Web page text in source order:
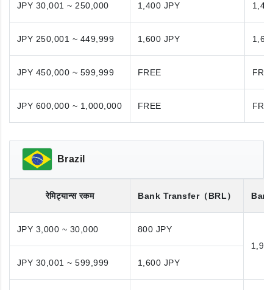
JPY 30,001 ~ 250,000 1,400 JPY
JPY 250,001 ~ 449,999 1,600 JPY
JPY 450,000 ~ 599,999 FREE
JPY 600,000 ~ 1,000,000 FREE
Brazil
रेमिट्यान्स रकम Bank Transfer（BRL）
JPY 3,000 ~ 30,000
800 JPY
JPY 30,001 ~ 599,999
1,600 JPY